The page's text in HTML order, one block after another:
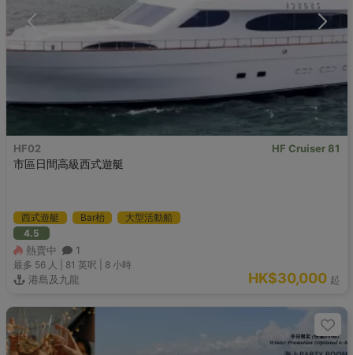
HF02 HF Cruiser 81
市區日間高級西式遊艇
西式遊艇 Bar枱
大型活動船
4.5
熱賣中 1
最多 56 人 | 81 英呎 8 小時
港島及九龍 HK$30,000 起